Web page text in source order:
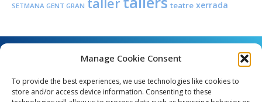
Manage Cookie Consent
To provide the best experiences, we use technologies like cookies to
store and/or access device information. Consenting to these
SETMANA GENT GRAN teatre xerrada